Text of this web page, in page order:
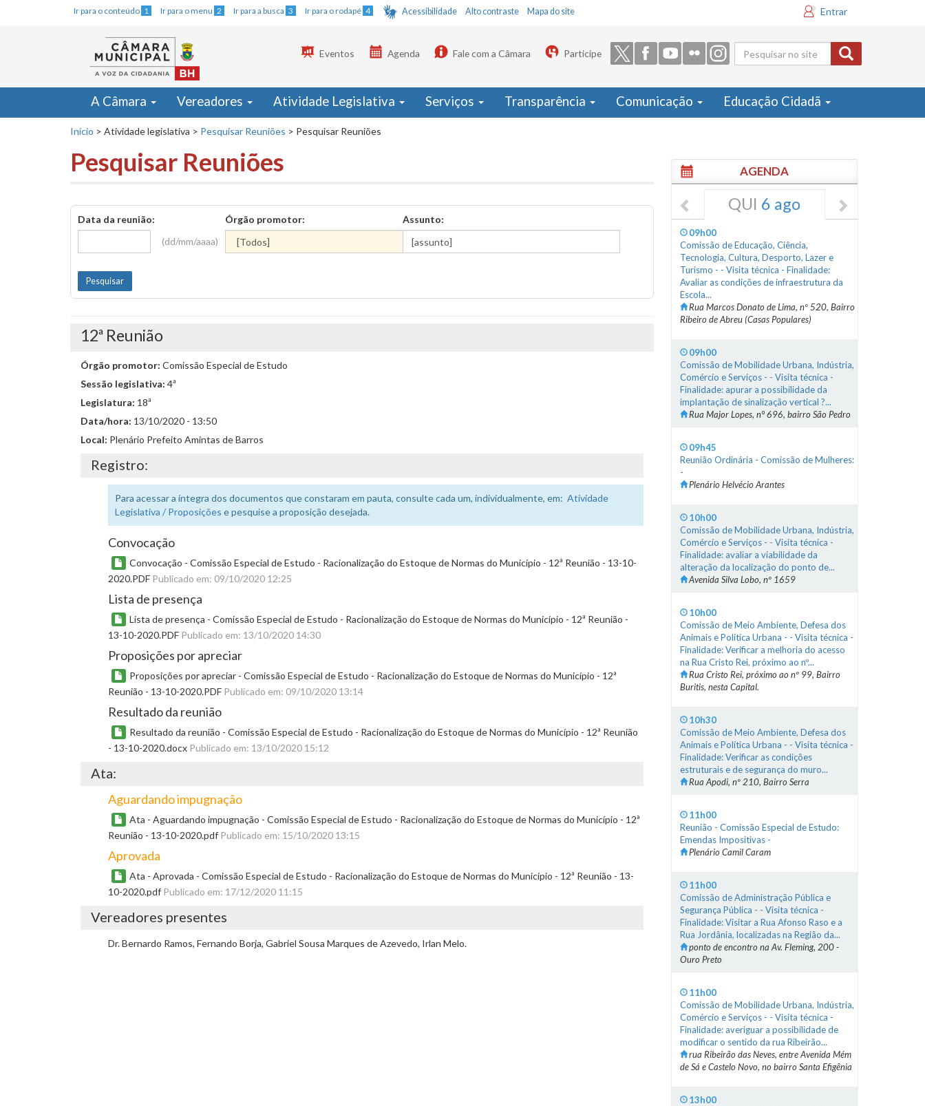
Ir para o conteúdo 1 Ir para o menu 2 Ir para a busca 3 Ir para o rodapé 4 Acessibilidade Alto contraste Mapa do site Entrar
Formulário
de busca
Eventos Agenda Fale com a Câmara Participe
A Câmara Vereadores Atividade Legislativa Serviços Transparência Comunicação Educação Cidadã
Início > Atividade legislativa > Pesquisar Reuniões > Pesquisar Reuniões
Pesquisar Reuniões
Data da reunião:
(dd/mm/aaaa)
Órgão promotor: Assunto:
12ª Reunião
Órgão promotor: Comissão Especial de Estudo
Sessão legislativa: 4ª
Legislatura: 18ª
Data/hora: 13/10/2020 - 13:50
Local: Plenário Prefeito Amintas de Barros
Registro:
Para acessar a íntegra dos documentos que constaram em pauta, consulte cada um, individualmente, em: Atividade
Legislativa / Proposições e pesquise a proposição desejada.
Convocação
Convocação - Comissão Especial de Estudo - Racionalização do Estoque de Normas do Município - 12ª Reunião - 13-10-
2020.PDF Publicado em: 09/10/2020 12:25
Lista de presença
Lista de presença - Comissão Especial de Estudo - Racionalização do Estoque de Normas do Município - 12ª Reunião -
13-10-2020.PDF Publicado em: 13/10/2020 14:30
Proposições por apreciar
Proposições por apreciar - Comissão Especial de Estudo - Racionalização do Estoque de Normas do Município - 12ª
Reunião - 13-10-2020.PDF Publicado em: 09/10/2020 13:14
Resultado da reunião
Resultado da reunião - Comissão Especial de Estudo - Racionalização do Estoque de Normas do Município - 12ª Reunião
- 13-10-2020.docx Publicado em: 13/10/2020 15:12
Ata:
Aguardando impugnação
Ata - Aguardando impugnação - Comissão Especial de Estudo - Racionalização do Estoque de Normas do Município - 12ª
Reunião - 13-10-2020.pdf Publicado em: 15/10/2020 13:15
Aprovada
Ata - Aprovada - Comissão Especial de Estudo - Racionalização do Estoque de Normas do Município - 12ª Reunião - 13-
10-2020.pdf Publicado em: 17/12/2020 11:15
Vereadores presentes
Dr. Bernardo Ramos, Fernando Borja, Gabriel Sousa Marques de Azevedo, Irlan Melo.
AGENDA
QUI 6 ago
09h00
Comissão de Educação, Ciência,
Tecnologia, Cultura, Desporto, Lazer e
Turismo - - Visita técnica - Finalidade:
Avaliar as condições de infraestrutura da
Escola...
Rua Marcos Donato de Lima, nº 520, Bairro
Ribeiro de Abreu (Casas Populares)
09h00
Comissão de Mobilidade Urbana, Indústria,
Comércio e Serviços - - Visita técnica -
Finalidade: apurar a possibilidade da
implantação de sinalização vertical ?...
Rua Major Lopes, n° 696, bairro São Pedro
09h45
Reunião Ordinária - Comissão de Mulheres:
-
Plenário Helvécio Arantes
10h00
Comissão de Mobilidade Urbana, Indústria,
Comércio e Serviços - - Visita técnica -
Finalidade: avaliar a viabilidade da
alteração da localização do ponto de...
Avenida Silva Lobo, nº 1659
10h00
Comissão de Meio Ambiente, Defesa dos
Animais e Política Urbana - - Visita técnica -
Finalidade: Verificar a melhoria do acesso
na Rua Cristo Rei, próximo ao nº...
Rua Cristo Rei, próximo ao nº 99, Bairro
Buritis, nesta Capital.
10h30
Comissão de Meio Ambiente, Defesa dos
Animais e Política Urbana - - Visita técnica -
Finalidade: Verificar as condições
estruturais e de segurança do muro...
Rua Apodi, nº 210, Bairro Serra
11h00
Reunião - Comissão Especial de Estudo:
Emendas Impositivas -
Plenário Camil Caram
11h00
Comissão de Administração Pública e
Segurança Pública - - Visita técnica -
Finalidade: Visitar a Rua Afonso Raso e a
Rua Jordânia, localizadas na Região da...
ponto de encontro na Av. Fleming, 200 -
Ouro Preto
11h00
Comissão de Mobilidade Urbana, Indústria,
Comércio e Serviços - - Visita técnica -
Finalidade: averiguar a possibilidade de
modificar o sentido da rua Ribeirão...
rua Ribeirão das Neves, entre Avenida Mém
de Sá e Castelo Novo, no bairro Santa Efigênia
13h00